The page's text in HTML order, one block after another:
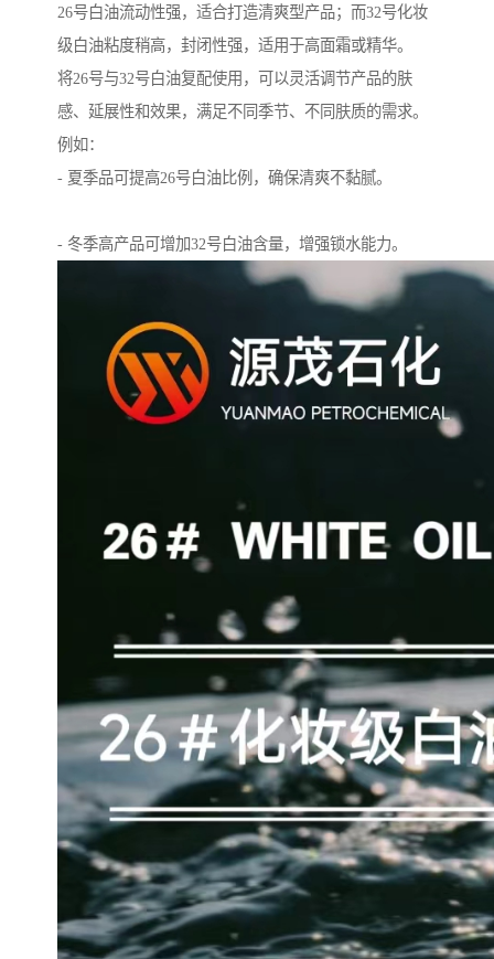
26号白油流动性强，适合打造清爽型产品；而32号化妆
级白油粘度稍高，封闭性强，适用于高面霜或精华。
将26号与32号白油复配使用，可以灵活调节产品的肤
感、延展性和效果，满足不同季节、不同肤质的需求。
例如：
- 夏季品可提高26号白油比例，确保清爽不黏腻。
- 冬季高产品可增加32号白油含量，增强锁水能力。